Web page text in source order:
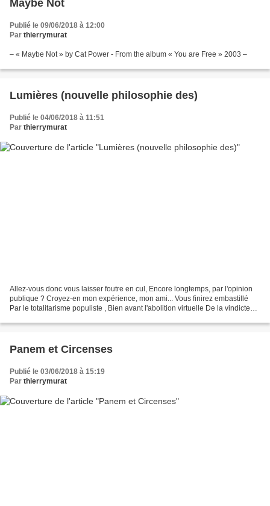
Maybe Not
Publié le 09/06/2018 à 12:00
Par thierrymurat
– « Maybe Not » by Cat Power - From the album « You are Free » 2003 –
Lumières (nouvelle philosophie des)
Publié le 04/06/2018 à 11:51
Par thierrymurat
Allez-vous donc vous laisser foutre en cul, Encore longtemps, par l'opinion
publique ? Croyez-en mon expérience, mon ami... Vous finirez embastillé
Par le totalitarisme populiste , Bien avant l'abolition virtuelle De la vindicte
Panem et Circenses
Publié le 03/06/2018 à 15:19
Par thierrymurat